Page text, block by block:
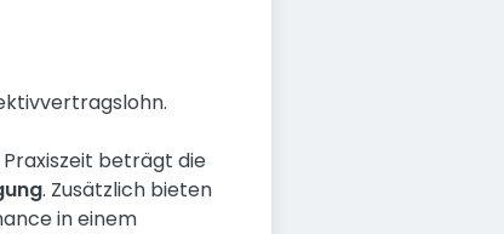
beträgt die
. Zusätzlich bieten
in einem